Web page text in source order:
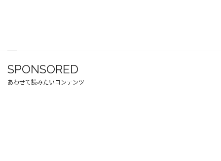
SPONSORED
あわせて読みたいコンテンツ